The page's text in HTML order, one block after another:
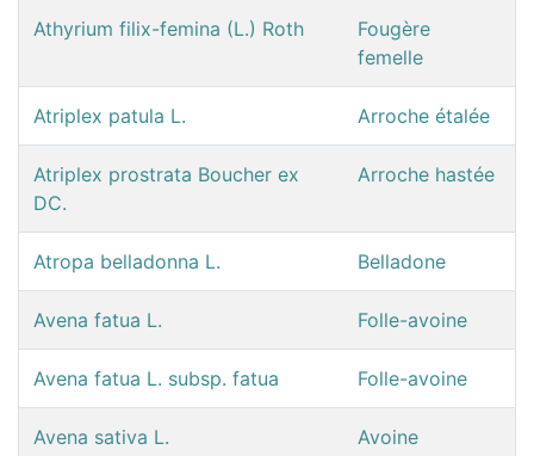
Athyrium filix-femina (L.) Roth
Fougère
femelle
Atriplex patula L. Arroche étalée
Atriplex prostrata Boucher ex
DC.
Arroche hastée
Atropa belladonna L. Belladone
Avena fatua L. Folle-avoine
Avena fatua L. subsp. fatua Folle-avoine
Avena sativa L. Avoine